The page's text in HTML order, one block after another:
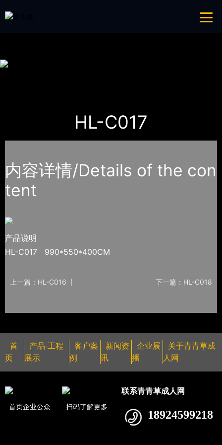
导航
网站地图
HL-C017
内容详情/Details of the con
tent
产品说明
HL-C017 990*550*400CM
上一篇：HL-C016 下一篇：HL-C018
首
页
产品-工程
展示
客户案
例
新闻资
讯
企业展
播
关于青青草成
人网
首页企业公众 扫码了解更多
联系青青草成人网
18924599218